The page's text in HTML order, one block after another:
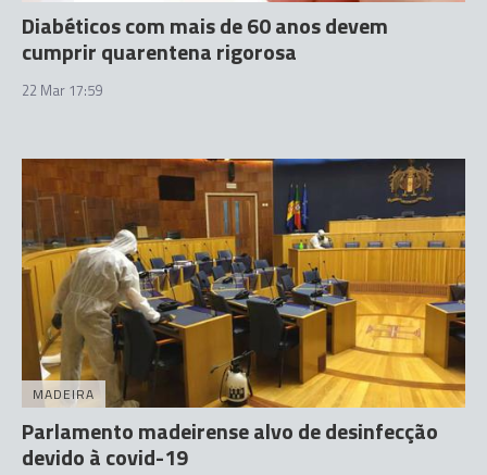
Diabéticos com mais de 60 anos devem
cumprir quarentena rigorosa
22 Mar 17:59
MADEIRA
Parlamento madeirense alvo de desinfecção
devido à covid-19